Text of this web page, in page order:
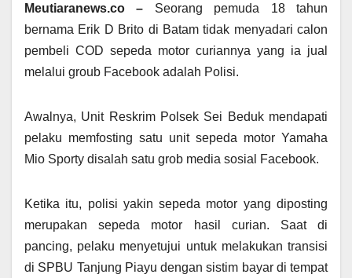
Meutiaranews.co – Seorang pemuda 18 tahun
bernama Erik D Brito di Batam tidak menyadari calon
pembeli COD sepeda motor curiannya yang ia jual
melalui groub Facebook adalah Polisi.
Awalnya, Unit Reskrim Polsek Sei Beduk mendapati
pelaku memfosting satu unit sepeda motor Yamaha
Mio Sporty disalah satu grob media sosial Facebook.
Ketika itu, polisi yakin sepeda motor yang diposting
merupakan sepeda motor hasil curian. Saat di
pancing, pelaku menyetujui untuk melakukan transisi
di SPBU Tanjung Piayu dengan sistim bayar di tempat